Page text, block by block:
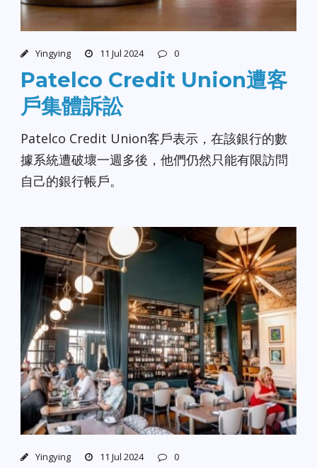
Yingying 11 Jul 2024 0
Patelco Credit Union遭客
戶集體訴訟
Patelco Credit Union客戶表示，在該銀行的數
據系統遭破壞一週多後，他們仍然只能有限訪問
自己的銀行帳戶。
Yingying 11 Jul 2024 0